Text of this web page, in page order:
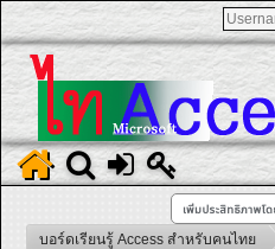
บอร์ดเรียนรู้ Access สำหรับคนไทย